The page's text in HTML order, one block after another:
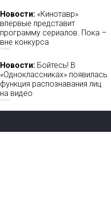
Новости: «Кинотавр»
впервые представит
программу сериалов. Пока –
вне конкурса
17/08/2021
Новости: Бойтесь! В
«Одноклассниках» появилась
функция распознавания лиц
на видео
03/10/2019